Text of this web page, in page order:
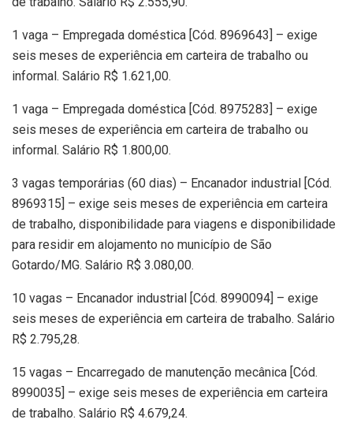
1 vaga – Empregada doméstica [Cód. 8969643] – exige
seis meses de experiência em carteira de trabalho ou
informal. Salário R$ 1.621,00.
1 vaga – Empregada doméstica [Cód. 8975283] – exige
seis meses de experiência em carteira de trabalho ou
informal. Salário R$ 1.800,00.
3 vagas temporárias (60 dias) – Encanador industrial [Cód.
8969315] – exige seis meses de experiência em carteira
de trabalho, disponibilidade para viagens e disponibilidade
para residir em alojamento no município de São
Gotardo/MG. Salário R$ 3.080,00.
10 vagas – Encanador industrial [Cód. 8990094] – exige
seis meses de experiência em carteira de trabalho. Salário
R$ 2.795,28.
15 vagas – Encarregado de manutenção mecânica [Cód.
8990035] – exige seis meses de experiência em carteira
de trabalho. Salário R$ 4.679,24.